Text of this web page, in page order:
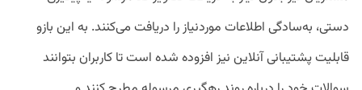
دستی، به‌سادگی اطلاعات موردنیاز را دریافت می‌کنند. به این بازو
قابلیت پشتیبانی آنلاین نیز افزوده شده است تا کاربران بتوانند